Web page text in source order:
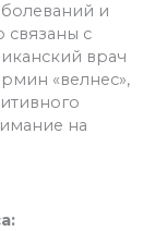
и
связаны с
врач
«велнес»,
на